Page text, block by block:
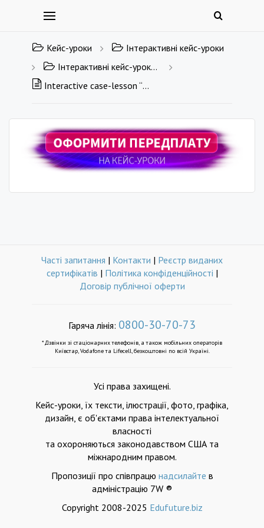
Кейс-уроки
Інтерактивні кейс-уроки
Інтерактивні кейс-уроки англійською мовою
Interactive case-lesson “School”
Часті запитання | Контакти | Реєстр виданих
сертифікатів | Політика конфіденційності |
Договір публічної оферти
Гаряча лінія: 0800-30-70-73
*Дзвінки зі стаціонарних телефонів, а також мобільних операторів
Київстар, Vodafone та Lifecell, безкоштовні по всій Україні.
Усі права захищені.
Кейс-уроки, їх тексти, ілюстрації, фото, графіка,
дизайн, є об'єктами права інтелектуальної
власності
та охороняються законодавством США та
міжнародним правом.
Пропозиції про співпрацю надсилайте в
адміністрацію 7W ®
Copyright 2008-2025 Edufuture.biz